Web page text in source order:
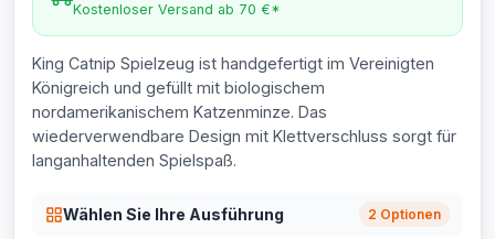
Kostenloser Versand ab 70 €*
King Catnip Spielzeug ist handgefertigt im Vereinigten
Königreich und gefüllt mit biologischem
nordamerikanischem Katzenminze. Das
wiederverwendbare Design mit Klettverschluss sorgt für
langanhaltenden Spielspaß.
Wählen Sie Ihre Ausführung 2 Optionen